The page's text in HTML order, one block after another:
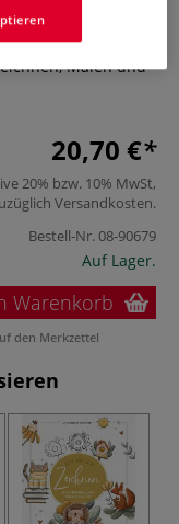
Malen und
20,70 €
20% bzw. 10% MwSt,
Versandkosten.
Bestell-Nr.08-90679
Auf Lager.
Warenkorb
den Merkzettel